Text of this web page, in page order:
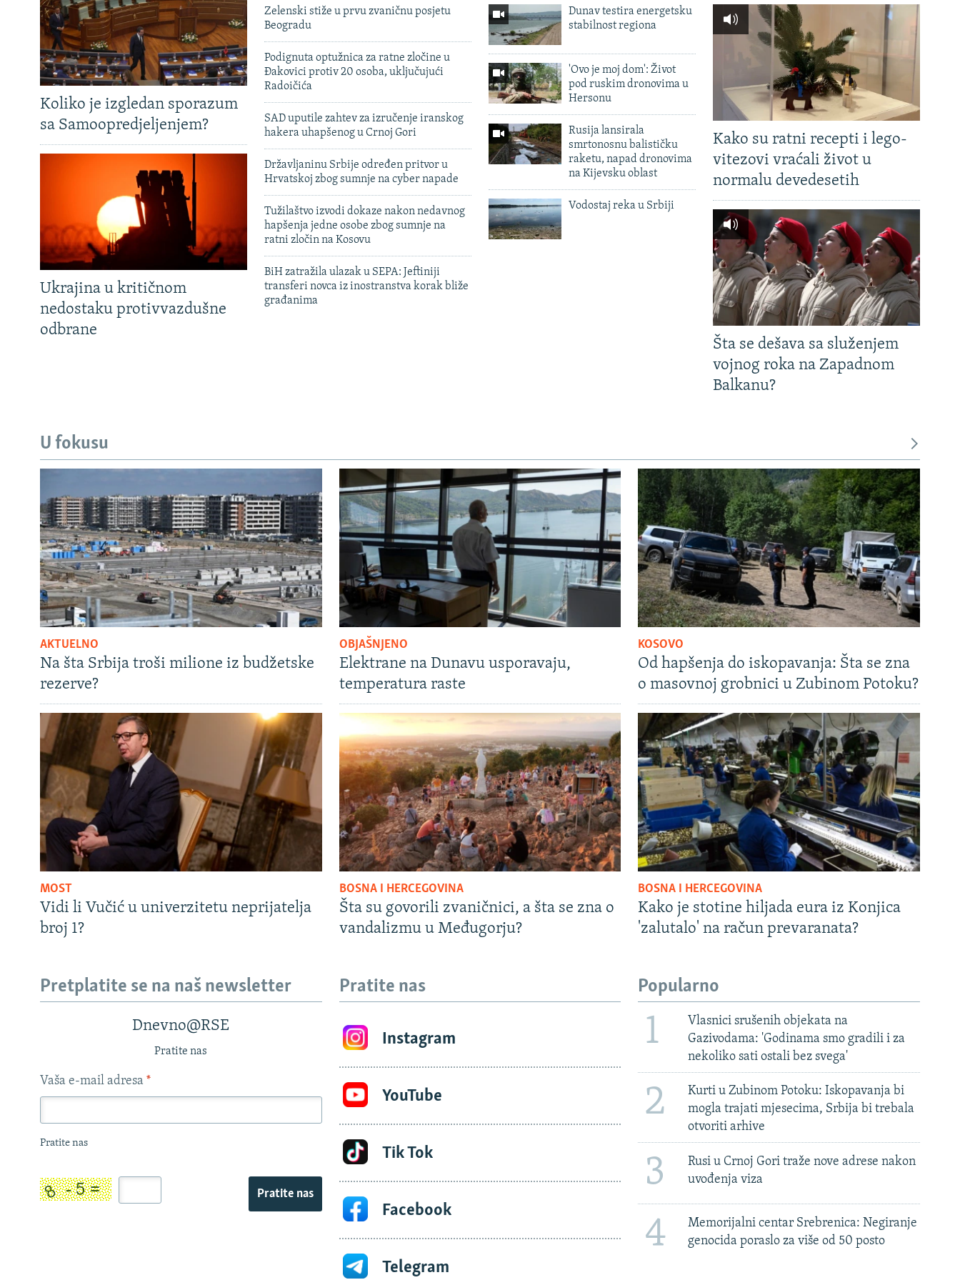
Koliko je izgledan sporazum
sa Samoopredjeljenjem?
Ukrajina u kritičnom
nedostaku protivvazdušne
odbrane
Zelenski stiže u prvu zvaničnu posjetu
Beogradu
Podignuta optužnica za ratne zločine u
Đakovici protiv 20 osoba, uključujući
Radoičića
SAD uputile zahtev za izručenje iranskog
hakera uhapšenog u Crnoj Gori
Državljaninu Srbije određen pritvor u
Hrvatskoj zbog sumnje na cyber napade
Tužilaštvo izvodi dokaze nakon nedavnog
hapšenja jedne osobe zbog sumnje na
ratni zločin na Kosovu
BiH zatražila ulazak u SEPA: Jeftiniji
transferi novca iz inostranstva korak bliže
građanima
Dunav testira energetsku
stabilnost regiona
'Ovo je moj dom': Život
pod ruskim dronovima u
Hersonu
Rusija lansirala
smrtonosnu balističku
raketu, napad dronovima
na Kijevsku oblast
Vodostaj reka u Srbiji
Kako su ratni recepti i lego-
vitezovi vraćali život u
normalu devedesetih
Šta se dešava sa služenjem
vojnog roka na Zapadnom
Balkanu?
U fokusu
AKTUELNO
Na šta Srbija troši milione iz budžetske
rezerve?
OBJAŠNJENO
Elektrane na Dunavu usporavaju,
temperatura raste
KOSOVO
Od hapšenja do iskopavanja: Šta se zna
o masovnoj grobnici u Zubinom Potoku?
MOST
Vidi li Vučić u univerzitetu neprijatelja
broj 1?
BOSNA I HERCEGOVINA
Šta su govorili zvaničnici, a šta se zna o
vandalizmu u Međugorju?
BOSNA I HERCEGOVINA
Kako je stotine hiljada eura iz Konjica
'zalutalo' na račun prevaranata?
Pretplatite se na naš newsletter
Dnevno@RSE
Pratite nas
Vaša e-mail adresa *
Pratite nas
Pratite nas
Pratite nas
Instagram
YouTube
Tik Tok
Facebook
Telegram
Popularno
1
Vlasnici srušenih objekata na
Gazivodama: 'Godinama smo gradili i za
nekoliko sati ostali bez svega'
2
Kurti u Zubinom Potoku: Iskopavanja bi
mogla trajati mjesecima, Srbija bi trebala
otvoriti arhive
3
Rusi u Crnoj Gori traže nove adrese nakon
uvođenja viza
4
Memorijalni centar Srebrenica: Negiranje
genocida poraslo za više od 50 posto